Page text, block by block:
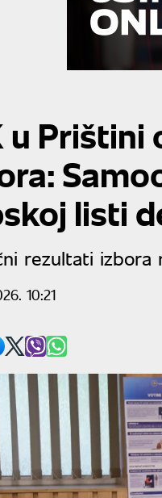
u
listi
rezultati izbora
10:21